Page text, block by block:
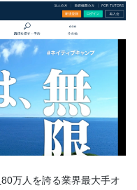
万人を誇る業界最大手オ